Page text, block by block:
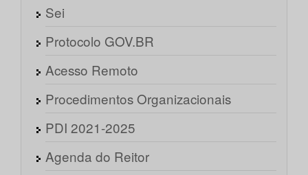
Sei
Protocolo GOV.BR
Acesso Remoto
Procedimentos Organizacionais
PDI 2021-2025
Agenda do Reitor